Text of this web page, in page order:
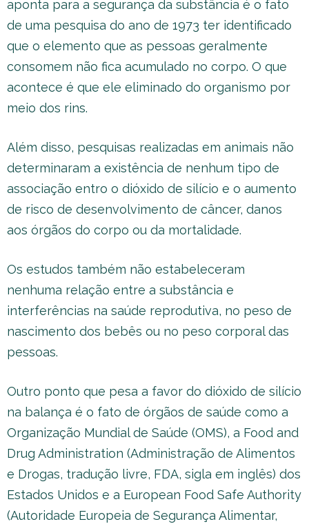
aponta para a segurança da substância é o fato
de uma pesquisa do ano de 1973 ter identificado
que o elemento que as pessoas geralmente
consomem não fica acumulado no corpo. O que
acontece é que ele eliminado do organismo por
meio dos rins.
Além disso, pesquisas realizadas em animais não
determinaram a existência de nenhum tipo de
associação entro o dióxido de silício e o aumento
de risco de desenvolvimento de câncer, danos
aos órgãos do corpo ou da mortalidade.
Os estudos também não estabeleceram
nenhuma relação entre a substância e
interferências na saúde reprodutiva, no peso de
nascimento dos bebês ou no peso corporal das
pessoas.
Outro ponto que pesa a favor do dióxido de silício
na balança é o fato de órgãos de saúde como a
Organização Mundial de Saúde (OMS), a Food and
Drug Administration (Administração de Alimentos
e Drogas, tradução livre, FDA, sigla em inglês) dos
Estados Unidos e a European Food Safe Authority
(Autoridade Europeia de Segurança Alimentar,